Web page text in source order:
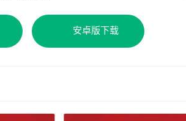
安卓版下载